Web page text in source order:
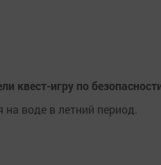
квест-игру по
воде в летний период.